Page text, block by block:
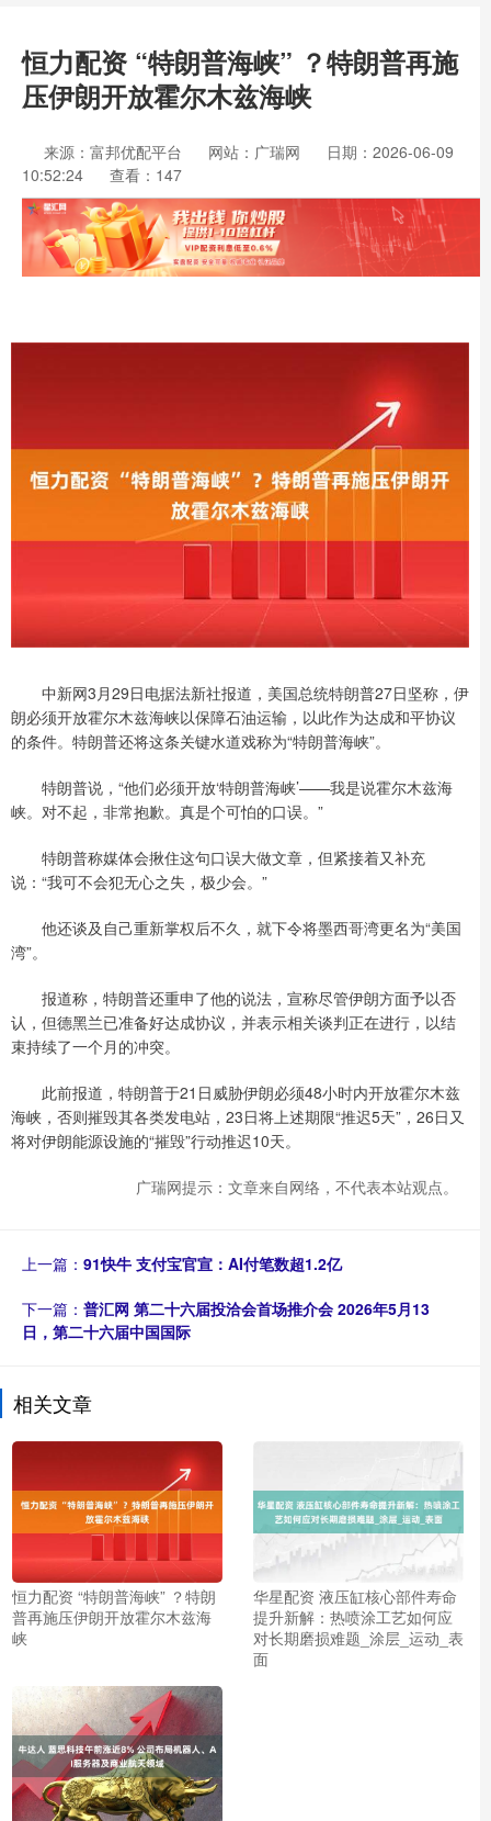
恒力配资 “特朗普海峡” ？特朗普再施
压伊朗开放霍尔木兹海峡
来源：富邦优配平台 网站：广瑞网
日期：2026-06-09
10:52:24
查看：147
中新网3月29日电据法新社报道，美国总统特朗普27日坚称，伊
朗必须开放霍尔木兹海峡以保障石油运输，以此作为达成和平协议
的条件。特朗普还将这条关键水道戏称为“特朗普海峡”。
特朗普说，“他们必须开放‘特朗普海峡’——我是说霍尔木兹海
峡。对不起，非常抱歉。真是个可怕的口误。”
特朗普称媒体会揪住这句口误大做文章，但紧接着又补充
说：“我可不会犯无心之失，极少会。”
他还谈及自己重新掌权后不久，就下令将墨西哥湾更名为“美国
湾”。
报道称，特朗普还重申了他的说法，宣称尽管伊朗方面予以否
认，但德黑兰已准备好达成协议，并表示相关谈判正在进行，以结
束持续了一个月的冲突。
此前报道，特朗普于21日威胁伊朗必须48小时内开放霍尔木兹
海峡，否则摧毁其各类发电站，23日将上述期限“推迟5天”，26日又
将对伊朗能源设施的“摧毁”行动推迟10天。
广瑞网提示：文章来自网络，不代表本站观点。
上一篇： 91快牛 支付宝官宣：AI付笔数超1.2亿
下一篇： 普汇网 第二十六届投洽会首场推介会 2026年5月13
日，第二十六届中国国际
相关文章
恒力配资 “特朗普海峡” ？特朗
普再施压伊朗开放霍尔木兹海
峡
华星配资 液压缸核心部件寿命
提升新解：热喷涂工艺如何应
对长期磨损难题_涂层_运动_表
面